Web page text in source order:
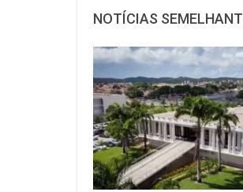
NOTÍCIAS